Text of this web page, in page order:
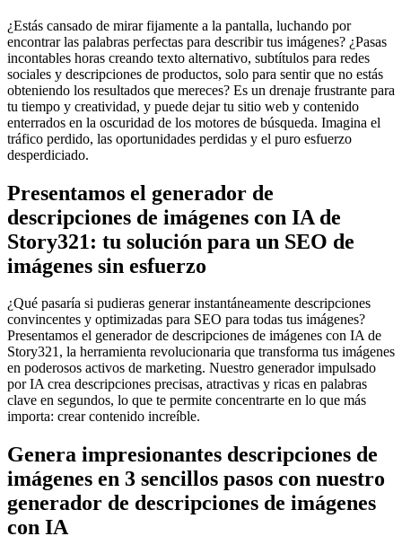
¿Estás cansado de mirar fijamente a la pantalla, luchando por
encontrar las palabras perfectas para describir tus imágenes? ¿Pasas
incontables horas creando texto alternativo, subtítulos para redes
sociales y descripciones de productos, solo para sentir que no estás
obteniendo los resultados que mereces? Es un drenaje frustrante para
tu tiempo y creatividad, y puede dejar tu sitio web y contenido
enterrados en la oscuridad de los motores de búsqueda. Imagina el
tráfico perdido, las oportunidades perdidas y el puro esfuerzo
desperdiciado.
Presentamos el generador de
descripciones de imágenes con IA de
Story321: tu solución para un SEO de
imágenes sin esfuerzo
¿Qué pasaría si pudieras generar instantáneamente descripciones
convincentes y optimizadas para SEO para todas tus imágenes?
Presentamos el generador de descripciones de imágenes con IA de
Story321, la herramienta revolucionaria que transforma tus imágenes
en poderosos activos de marketing. Nuestro generador impulsado
por IA crea descripciones precisas, atractivas y ricas en palabras
clave en segundos, lo que te permite concentrarte en lo que más
importa: crear contenido increíble.
Genera impresionantes descripciones de
imágenes en 3 sencillos pasos con nuestro
generador de descripciones de imágenes
con IA